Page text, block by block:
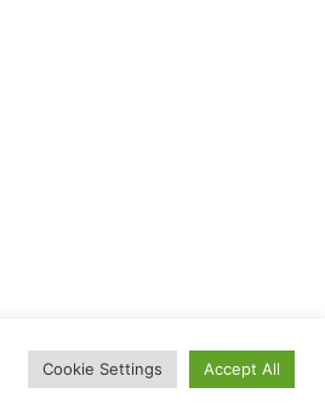
Cookie Settings Accept All